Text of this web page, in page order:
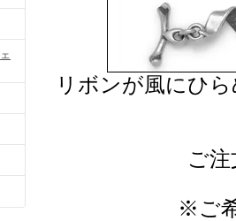
リボンが風にひ
ご
※ご